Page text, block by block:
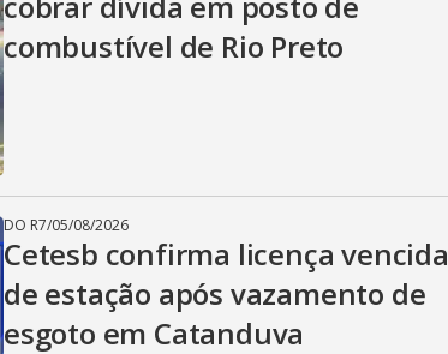
combustível de Rio Preto
DO R7/05/08/2026
Cetesb confirma licença vencida
de estação após vazamento de
esgoto em Catanduva